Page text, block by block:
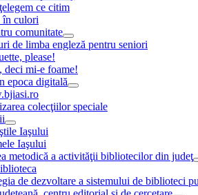
ce citim
în culori
comunitate
de limba engleză pentru seniori
please!
deci mi-e foame!
epoca digitală
colecţiilor speciale
Iaşului
Iaşului
metodică a activităţii bibliotecilor din judeţ
de dezvoltare a sistemului de biblioteci